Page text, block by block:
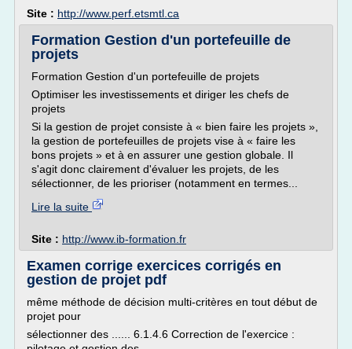
Site : http://www.perf.etsmtl.ca
Formation Gestion d'un portefeuille de
projets
Formation Gestion d'un portefeuille de projets
Optimiser les investissements et diriger les chefs de
projets
Si la gestion de projet consiste à « bien faire les projets »,
la gestion de portefeuilles de projets vise à « faire les
bons projets » et à en assurer une gestion globale. Il
s'agit donc clairement d'évaluer les projets, de les
sélectionner, de les prioriser (notamment en termes...
Lire la suite
Site : http://www.ib-formation.fr
Examen corrige exercices corrigés en
gestion de projet pdf
même méthode de décision multi-critères en tout début de
projet pour
sélectionner des ...... 6.1.4.6 Correction de l'exercice :